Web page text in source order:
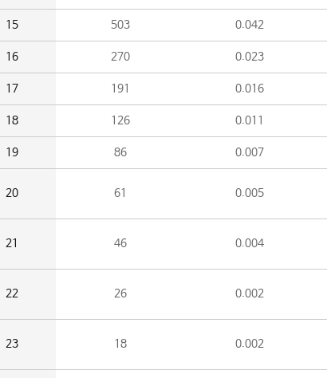
15 503 0.042
16 270 0.023
17 191 0.016
18 126 0.011
19 86 0.007
20 61 0.005
21 46 0.004
22 26 0.002
23 18 0.002